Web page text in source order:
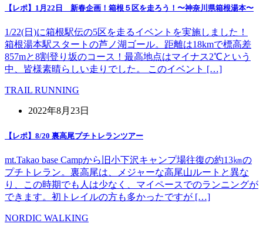
【レポ】1月22日 新春企画！箱根５区を走ろう！〜神奈川県箱根湯本〜
1/22(日)に箱根駅伝の5区を走るイベントを実施しました！
箱根湯本駅スタートの芦ノ湖ゴール。距離は18kmで標高差
857mと8割登り坂のコース！最高地点はマイナス2℃という
中、皆様素晴らしい走りでした。 このイベント […]
TRAIL RUNNING
2022年8月23日
【レポ】8/20 裏高尾プチトレランツアー
mt.Takao base Campから旧小下沢キャンプ場往復の約13㎞の
プチトレラン。裏高尾は、メジャーな高尾山ルートと異な
り、この時期でも人は少なく、マイペースでのランニングが
できます。初トレイルの方も多かったですが […]
NORDIC WALKING